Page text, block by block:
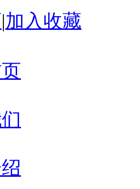
|加入收藏